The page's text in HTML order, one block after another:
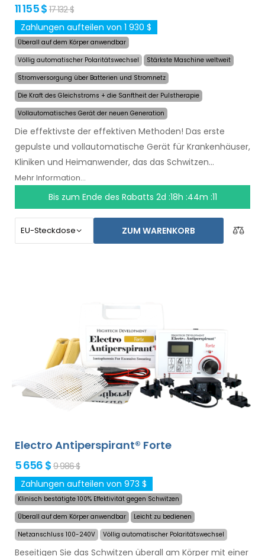
11 155 $ 17 132 $
Zahlungen aufteilen von 1 930 $
Überall auf dem Körper anwendbar
Völlig automatischer Polaritätswechsel
Stärkste Maschine weltweit
Stromversorgung über Batterien und Stromnetz
Die Kraft des Gleichstroms + die Sanftheit der Pulstherapie
Vollautomatisches Gerät der neuen Generation
Die effektivste der effektiven Methoden! Das erste
gepulste und vollautomatische Gerät für Krankenhäuser,
Kliniken und Heimanwender, das das Schwitzen
auchüber mehrere Monate hinweg mit einer
einzigen Anwendung lindert. Zu Beginn der
Behandlung wählen Sie einfach den Bereich, der von
gegen übermäßiges Schwitzen von Händen, Füßen und
Achselhöhlen (im Grundpaket enthalten). Mit
zusätzlichen Adaptern kann auch übermäßiges
Schwitzen des Kopfes, der Stirn, des Bauches, des
Rückens, des Gesäßes, der Brust und anderer Körperteile
erfolgreich und langanhaltend behandelt werden.
Geld-
sowie kostenloser Expressversand weltweit!
Mehr Information...
Bis zum Ende des Rabatts 2d :18h :44m :10
ZUM WARENKORB
Electro Antiperspirant® Forte
5 656 $ 9 986 $
Zahlungen aufteilen von 973 $
Klinisch bestätigte 100% Effektivität gegen Schwitzen
Überall auf dem Körper anwendbar
Leicht zu bedienen
Netzanschluss 100-240V
Völlig automatischer Polaritätswechsel
Beseitigen Sie das Schwitzen überall am Körper mit einer